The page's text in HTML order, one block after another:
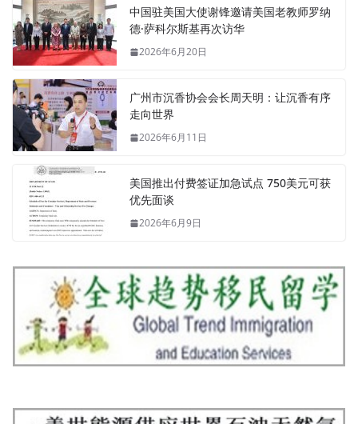
中国驻美国大使谢锋邀请美国老教师罗纳
德·萨科尔斯基再次访华
2026年6月20日
广州市沉香协会会长周天明：让沉香有序
走向世界
2026年6月11日
美国推出付费签证加急试点 750美元可获
优先面谈
2026年6月9日